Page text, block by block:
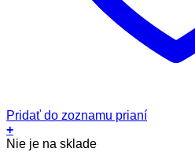
Pridať do zoznamu prianí
+
Nie je na sklade